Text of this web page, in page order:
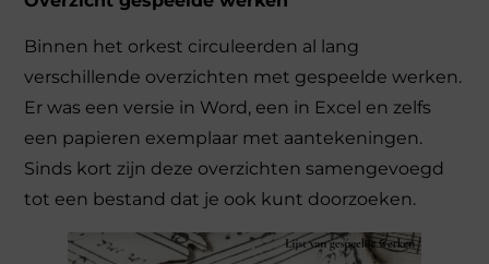
Binnen het orkest circuleerden al lang
verschillende overzichten met gespeelde werken.
Er was een versie in Word, een in Excel en zelfs
een papieren exemplaar met aantekeningen.
Sinds kort zijn deze overzichten samengevoegd
tot een bestand dat je ook kunt doorzoeken.